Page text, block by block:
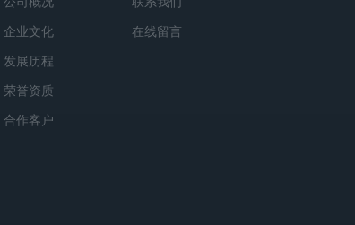
企业文化
发展历程
荣誉资质
合作客户
在线留言